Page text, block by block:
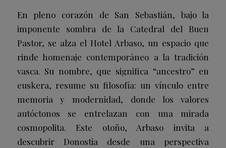
En pleno corazón de San Sebastián, bajo la
imponente sombra de la Catedral del Buen
Pastor, se alza el Hotel Arbaso, un espacio que
rinde homenaje contemporáneo a la tradición
vasca. Su nombre, que significa “ancestro” en
euskera, resume su filosofía: un vínculo entre
memoria y modernidad, donde los valores
autóctonos se entrelazan con una mirada
cosmopolita. Este otoño, Arbaso invita a
descubrir Donostia desde una perspectiva